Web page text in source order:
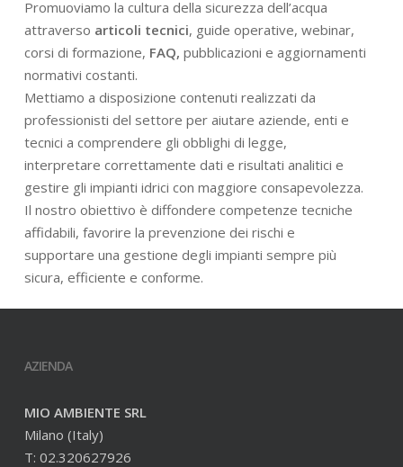
Promuoviamo la cultura della sicurezza dell’acqua
attraverso articoli tecnici, guide operative, webinar,
corsi di formazione, FAQ, pubblicazioni e aggiornamenti
normativi costanti.
Mettiamo a disposizione contenuti realizzati da
professionisti del settore per aiutare aziende, enti e
tecnici a comprendere gli obblighi di legge,
interpretare correttamente dati e risultati analitici e
gestire gli impianti idrici con maggiore consapevolezza.
Il nostro obiettivo è diffondere competenze tecniche
affidabili, favorire la prevenzione dei rischi e
supportare una gestione degli impianti sempre più
sicura, efficiente e conforme.
AZIENDA
MIO AMBIENTE SRL
Milano (Italy)
T: 02.320627926